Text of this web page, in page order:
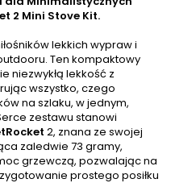
2 Mini Stove Kit.
lekkich wypraw i
Ten kompaktowy
niezwykłą lekkość z
wszystko, czego
na szlaku, w jednym,
zestawu stanowi
2, znana ze swojej
zaledwie 73 gramy,
grzewczą, pozwalając na
prostego posiłku